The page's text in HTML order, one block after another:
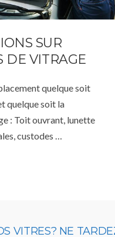
SUR
DE VITRAGE
quelque soit
quelque soit la
: Toit ouvrant, lunette
custodes …
VITRES? NE